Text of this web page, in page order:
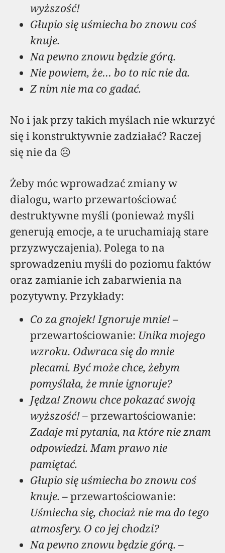
wyższość!
Głupio się uśmiecha bo znowu coś
knuje.
Na pewno znowu będzie górą.
Nie powiem, że… bo to nic nie da.
Z nim nie ma co gadać.
No i jak przy takich myślach nie wkurzyć
się i konstruktywnie zadziałać? Raczej
się nie da ☹
Żeby móc wprowadzać zmiany w
dialogu, warto przewartościować
destruktywne myśli (ponieważ myśli
generują emocje, a te uruchamiają stare
przyzwyczajenia). Polega to na
sprowadzeniu myśli do poziomu faktów
oraz zamianie ich zabarwienia na
pozytywny. Przykłady:
Co za gnojek! Ignoruje mnie!–
przewartościowanie: Unika mojego
wzroku. Odwraca się do mnie
plecami. Być może chce, żebym
pomyślała, że mnie ignoruje?
Jędza! Znowu chce pokazać swoją
wyższość!– przewartościowanie:
Zadaje mi pytania, na które nie znam
odpowiedzi. Mam prawo nie
pamiętać.
Głupio się uśmiecha bo znowu coś
knuje. – przewartościowanie:
Uśmiecha się, chociaż nie ma do tego
atmosfery. O co jej chodzi?
Na pewno znowu będzie górą. –